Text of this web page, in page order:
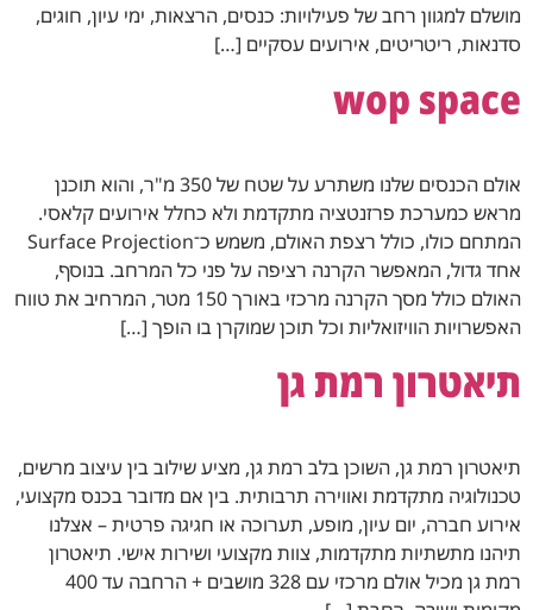
מושלם למגוון רחב של פעילויות: כנסים, הרצאות, ימי עיון, חוגים,
סדנאות, ריטריטים, אירועים עסקיים […]
wop space
אולם הכנסים שלנו משתרע על שטח של 350 מ"ר, והוא תוכנן
מראש כמערכת פרזנטציה מתקדמת ולא כחלל אירועים קלאסי.
המתחם כולו, כולל רצפת האולם, משמש כ־Surface Projection
אחד גדול, המאפשר הקרנה רציפה על פני כל המרחב. בנוסף,
האולם כולל מסך הקרנה מרכזי באורך 150 מטר, המרחיב את טווח
האפשרויות הוויזואליות וכל תוכן שמוקרן בו הופך […]
תיאטרון רמת גן
תיאטרון רמת גן, השוכן בלב רמת גן, מציע שילוב בין עיצוב מרשים,
טכנולוגיה מתקדמת ואווירה תרבותית. בין אם מדובר בכנס מקצועי,
אירוע חברה, יום עיון, מופע, תערוכה או חגיגה פרטית – אצלנו
תיהנו מתשתיות מתקדמות, צוות מקצועי ושירות אישי. תיאטרון
רמת גן מכיל אולם מרכזי עם 328 מושבים + הרחבה עד 400